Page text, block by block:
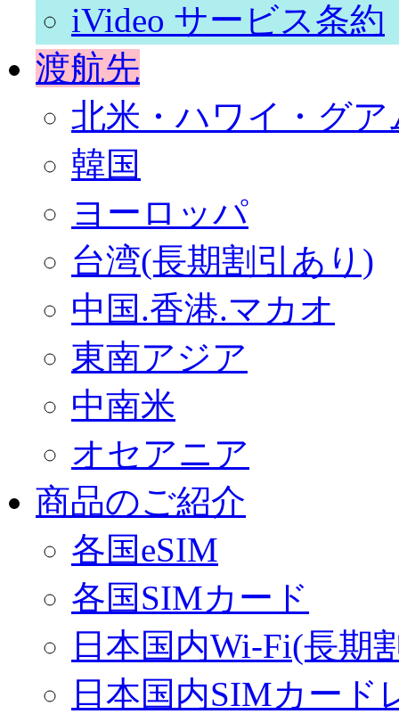
iVideo サービス条約
渡航先
北米・ハワイ・グア
韓国
ヨーロッパ
台湾(長期割引あり)
中国.香港.マカオ
東南アジア
中南米
オセアニア
商品のご紹介
各国eSIM
各国SIMカード
日本国内Wi-Fi(長期
日本国内SIMカード